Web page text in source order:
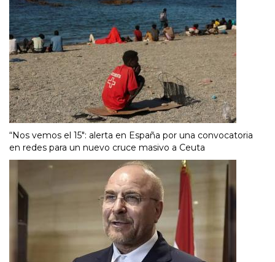
“Nos vemos el 15″: alerta en España por una convocatoria
en redes para un nuevo cruce masivo a Ceuta